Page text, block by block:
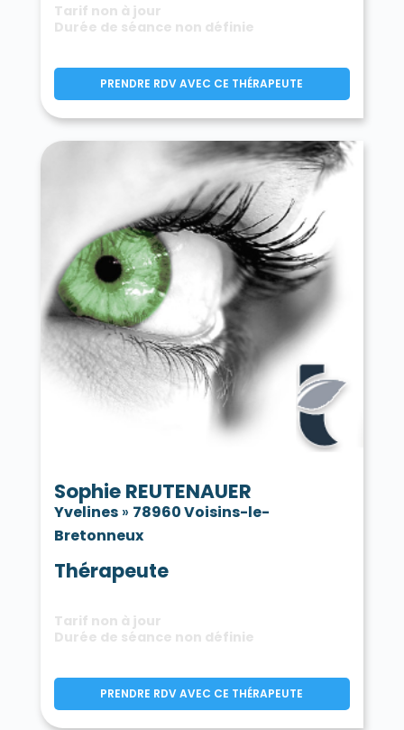
Tarif non à jour
Durée de séance non définie
PRENDRE RDV AVEC CE THÉRAPEUTE
Sophie REUTENAUER
Yvelines» 78960 Voisins-le-
Bretonneux
Thérapeute
Tarif non à jour
Durée de séance non définie
PRENDRE RDV AVEC CE THÉRAPEUTE